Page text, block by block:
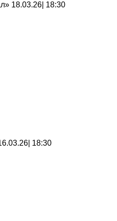
18.03.26| 18:30
18:30